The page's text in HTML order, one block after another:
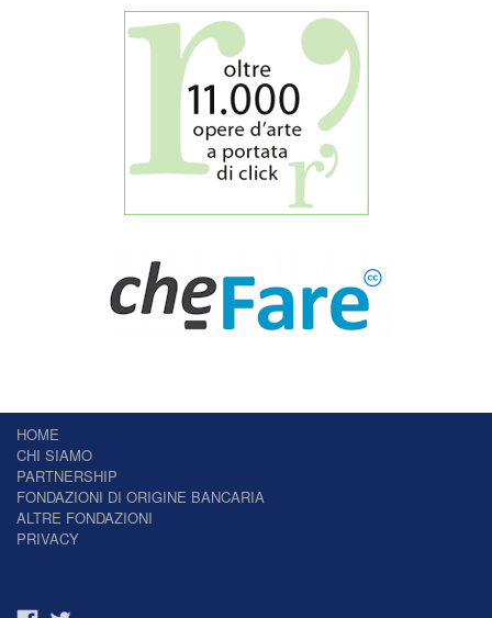
HOME
CHI SIAMO
PARTNERSHIP
FONDAZIONI DI ORIGINE BANCARIA
ALTRE FONDAZIONI
PRIVACY